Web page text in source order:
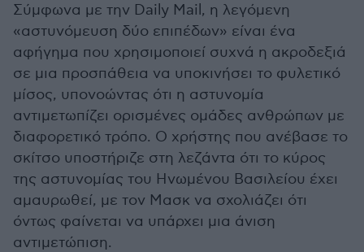
Σύμφωνα με την Daily Mail, η λεγόμενη
«αστυνόμευση δύο επιπέδων» είναι ένα
αφήγημα που χρησιμοποιεί συχνά η ακροδεξιά
σε μια προσπάθεια να υποκινήσει το φυλετικό
μίσος, υπονοώντας ότι η αστυνομία
αντιμετωπίζει ορισμένες ομάδες ανθρώπων με
διαφορετικό τρόπο. Ο χρήστης που ανέβασε το
σκίτσο υποστήριζε στη λεζάντα ότι το κύρος
της αστυνομίας του Ηνωμένου Βασιλείου έχει
αμαυρωθεί, με τον Μασκ να σχολιάζει ότι
όντως φαίνεται να υπάρχει μια άνιση
αντιμετώπιση.